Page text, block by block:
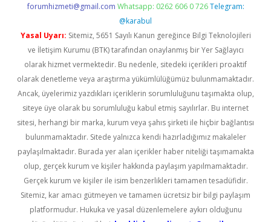
forumhizmeti@gmail.com Whatsapp: 0262 606 0 726 Telegram:
@karabul
Yasal Uyarı: Sitemiz, 5651 Sayılı Kanun gereğince Bilgi Teknolojileri
ve İletişim Kurumu (BTK) tarafından onaylanmış bir Yer Sağlayıcı
olarak hizmet vermektedir. Bu nedenle, sitedeki içerikleri proaktif
olarak denetleme veya araştırma yükümlülüğümüz bulunmamaktadır.
Ancak, üyelerimiz yazdıkları içeriklerin sorumluluğunu taşımakta olup,
siteye üye olarak bu sorumluluğu kabul etmiş sayılırlar. Bu internet
sitesi, herhangi bir marka, kurum veya şahıs şirketi ile hiçbir bağlantısı
bulunmamaktadır. Sitede yalnızca kendi hazırladığımız makaleler
paylaşılmaktadır. Burada yer alan içerikler haber niteliği taşımamakta
olup, gerçek kurum ve kişiler hakkında paylaşım yapılmamaktadır.
Gerçek kurum ve kişiler ile isim benzerlikleri tamamen tesadüfidir.
Sitemiz, kar amacı gütmeyen ve tamamen ücretsiz bir bilgi paylaşım
platformudur. Hukuka ve yasal düzenlemelere aykırı olduğunu